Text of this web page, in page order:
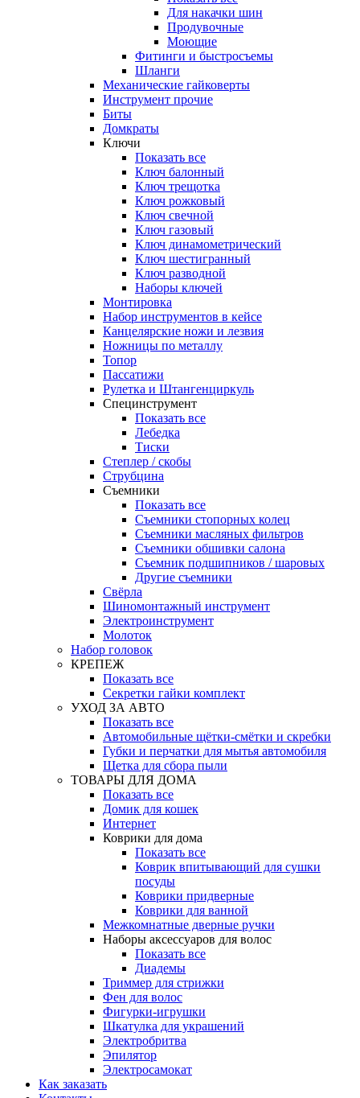
Для накачки шин
Продувочные
Моющие
Фитинги и быстросъемы
Шланги
Механические гайковерты
Инструмент прочиe
Биты
Домкраты
Ключи
Показать все
Ключ балонный
Ключ трещотка
Ключ рожковый
Ключ свечной
Ключ газовый
Ключ динамометрический
Ключ шестигранный
Ключ разводной
Наборы ключей
Монтировка
Набор инструментов в кейсе
Канцелярские ножи и лезвия
Ножницы по металлу
Топор
Пассатижи
Рулетка и Штангенциркуль
Специнструмент
Показать все
Лебедка
Тиски
Степлер / скобы
Струбцина
Съемники
Показать все
Съемники стопорных колец
Съемники масляных фильтров
Съемники обшивки салона
Съемник подшипников / шаровых
Другие съемники
Свёрла
Шиномонтажный инструмент
Электроинструмент
Молоток
Набор головок
КРЕПЕЖ
Показать все
Секретки гайки комплект
УХОД ЗА АВТО
Показать все
Автомобильные щётки-смётки и скребки
Губки и перчатки для мытья автомобиля
Щетка для сбора пыли
ТОВАРЫ ДЛЯ ДОМА
Показать все
Домик для кошек
Интернет
Коврики для дома
Показать все
Коврик впитывающий для сушки
посуды
Коврики придверные
Коврики для ванной
Межкомнатные дверные ручки
Наборы аксессуаров для волос
Показать все
Диадемы
Триммер для стрижки
Фен для волос
Фигурки-игрушки
Шкатулка для украшений
Электробритва
Эпилятор
Электросамокат
Как заказать